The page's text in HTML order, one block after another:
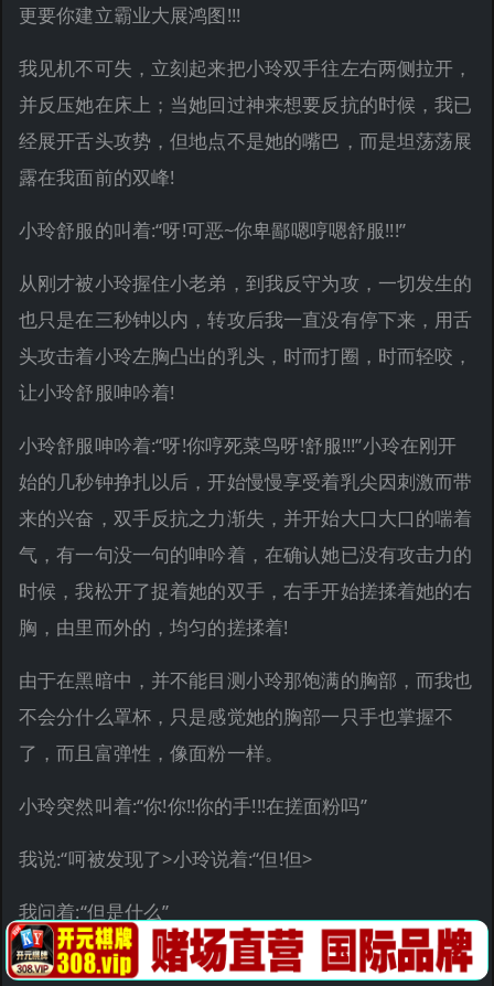
更要你建立霸业大展鸿图!!!
我见机不可失，立刻起来把小玲双手往左右两侧拉开，
并反压她在床上；当她回过神来想要反抗的时候，我已
经展开舌头攻势，但地点不是她的嘴巴，而是坦荡荡展
露在我面前的双峰!
小玲舒服的叫着:“呀!可恶~你卑鄙嗯哼嗯舒服!!!”
从刚才被小玲握住小老弟，到我反守为攻，一切发生的
也只是在三秒钟以内，转攻后我一直没有停下来，用舌
头攻击着小玲左胸凸出的乳头，时而打圈，时而轻咬，
让小玲舒服呻吟着!
小玲舒服呻吟着:“呀!你哼死菜鸟呀!舒服!!!”小玲在刚开
始的几秒钟挣扎以后，开始慢慢享受着乳尖因刺激而带
来的兴奋，双手反抗之力渐失，并开始大口大口的喘着
气，有一句没一句的呻吟着，在确认她已没有攻击力的
时候，我松开了捉着她的双手，右手开始搓揉着她的右
胸，由里而外的，均匀的搓揉着!
由于在黑暗中，并不能目测小玲那饱满的胸部，而我也
不会分什么罩杯，只是感觉她的胸部一只手也掌握不
了，而且富弹性，像面粉一样。
小玲突然叫着:“你!你!!你的手!!!在搓面粉吗”
我说:“呵被发现了>小玲说着:“但!但>
我问着:“但是什么”
小玲呻吟着:“但很很舒服!!!”